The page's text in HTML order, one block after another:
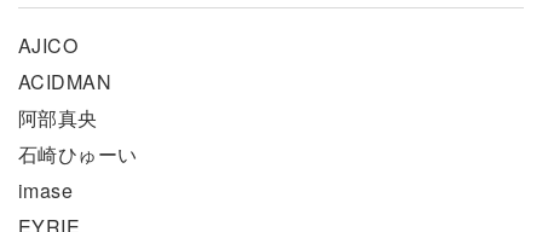
AJICO
ACIDMAN
阿部真央
石崎ひゅーい
imase